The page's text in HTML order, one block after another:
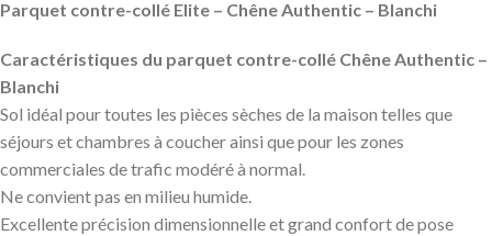
Parquet contre-collé Elite – Chêne Authentic – Blanchi
Caractéristiques du parquet contre-collé Chêne Authentic –
Blanchi
Sol idéal pour toutes les pièces sèches de la maison telles que
séjours et chambres à coucher ainsi que pour les zones
commerciales de trafic modéré à normal.
Ne convient pas en milieu humide.
Excellente précision dimensionnelle et grand confort de pose